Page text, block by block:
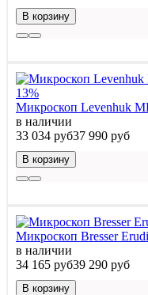
В корзину
13%
Микроскоп Levenhuk
в наличии
33 034 руб37 990 руб
В корзину
Микроскоп Bresser
в наличии
34 165 руб39 290 руб
В корзину